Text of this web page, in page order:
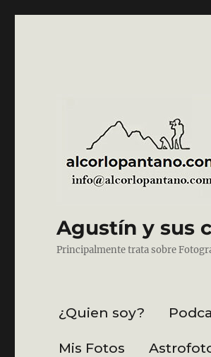
Agustín y sus
Principalmente trata sobre
¿Quien soy?
Mis Fotos